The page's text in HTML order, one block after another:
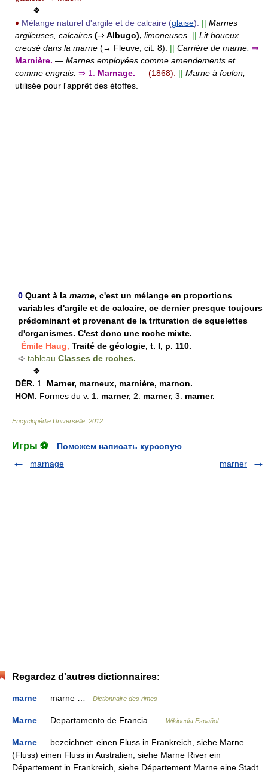
❖
♦ Mélange naturel d'argile et de calcaire (glaise). || Marnes
argileuses, calcaires (⇒ Albugo), limoneuses. || Lit boueux
creusé dans la marne (→ Fleuve, cit. 8). || Carrière de marne. ⇒
Marnière. — Marnes employées comme amendements et
comme engrais. ⇒ 1. Marnage. — (1868). || Marne à foulon,
utilisée pour l'apprêt des étoffes.
0 Quant à la marne, c'est un mélange en proportions
variables d'argile et de calcaire, ce dernier presque toujours
prédominant et provenant de la trituration de squelettes
d'organismes. C'est donc une roche mixte.
Émile Haug, Traité de géologie, t. I, p. 110.
➪ tableau Classes de roches.
❖
DÉR. 1. Marner, marneux, marnière, marnon.
HOM. Formes du v. 1. marner, 2. marner, 3. marner.
Encyclopédie Universelle 2012
Игры ⚽
Поможем написать курсовую
marnage
marner
Regardez d'autres dictionnaires:
marne — marne … Dictionnaire des rimes
Marne — Departamento de Francia … Wikipedia Español
Marne — bezeichnet: einen Fluss in Frankreich, siehe Marne
(Fluss) einen Fluss in Australien, siehe Marne River ein
Département in Frankreich, siehe Département Marne eine Stadt